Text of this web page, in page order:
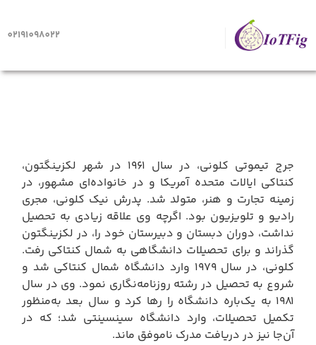
02191098022
صفحه اصلی
جرج تیموتی کلونی، در سال ۱۹۶۱ در شهر لکزینگتون،
کنتاکی ایالات متحده آمریکا و در خانواده‌ای مشهور، در
زمینه تجارت و هنر، متولد شد. پدرش نیک کلونی، مجری
رادیو و تلویزیون بود. اگرچه وی علاقه زیادی به تحصیل
نداشت، دوران دبستان و دبیرستان خود را، در لکزینگتون
گذراند و برای تحصیلات دانشگاهی به شمال کنتاکی رفت.
کلونی، در سال ۱۹۷۹ وارد دانشگاه شمال کنتاکی شد و
شروع به تحصیل در رشته روزنامه‌نگاری نمود. وی در سال
۱۹۸۱ به یک‌باره دانشگاه را رها کرد و سال بعد به‌منظور
تکمیل تحصیلات، وارد دانشگاه سینسینتی شد؛ که در
آن‌جا نیز در دریافت مدرک ناموفق ماند.